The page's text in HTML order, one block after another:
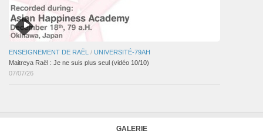
ENSEIGNEMENT DE RAËL / UNIVERSITÉ-79AH
Maitreya Raël : Je ne suis plus seul (vidéo 10/10)
07/07/26
GALERIE